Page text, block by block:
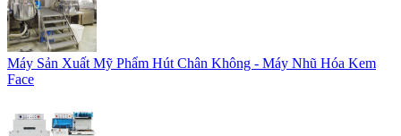
Máy Sản Xuất Mỹ Phẩm Hút Chân Không - Máy Nhũ Hóa Kem
Face